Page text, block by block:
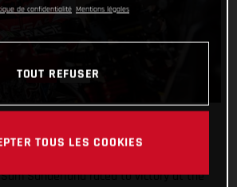
Sam Sunderland raced to victory at the
de confidentialité Mentions légales
TOUT REFUSER
TOUS LES COOKIES